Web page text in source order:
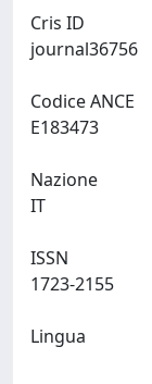
Cris ID
Codice ANCE
Nazione
ISSN
Lingua